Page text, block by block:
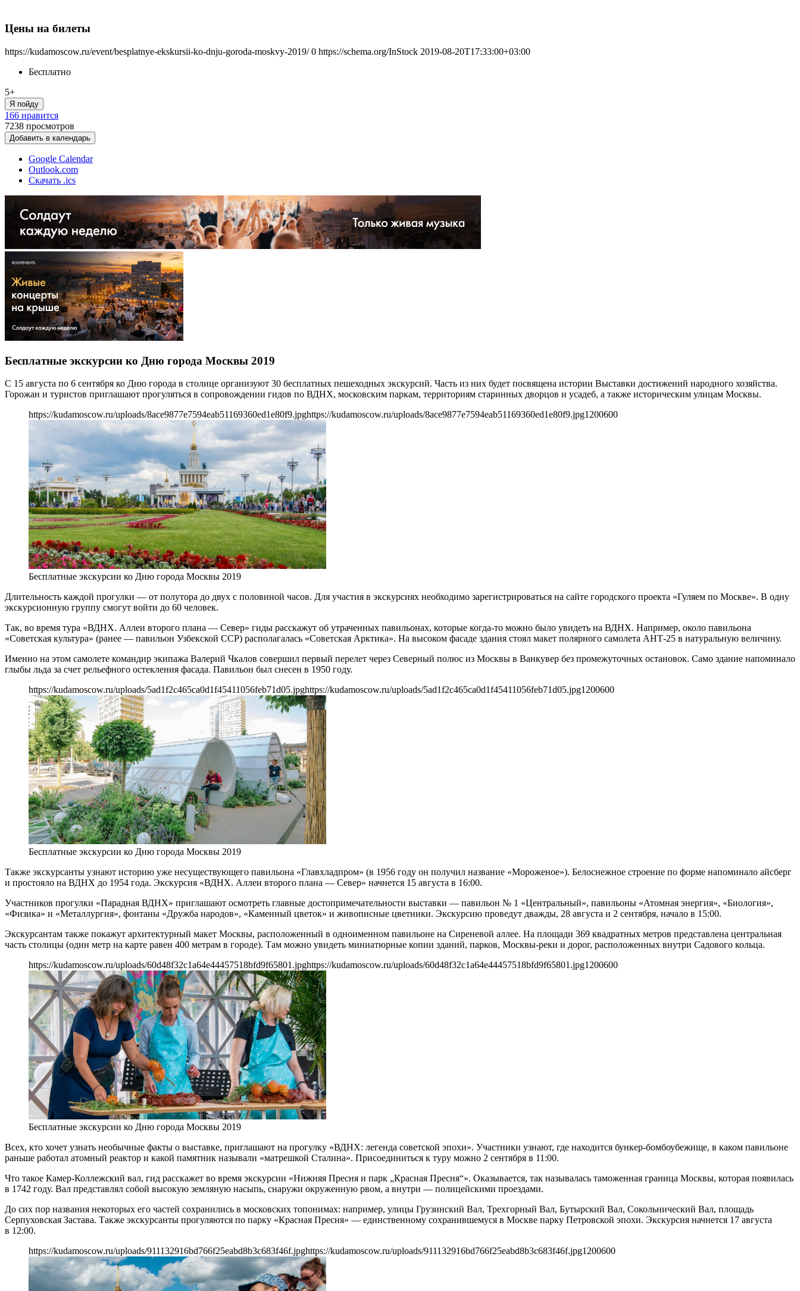
Цены на билеты
https://kudamoscow.ru/event/besplatnye-ekskursii-ko-dnju-goroda-moskvy-2019/ 0 https://schema.org/InStock 2019-08-20T17:33:00+03:00
Бесплатно
5+
Я пойду
166 нравится
7238 просмотров
Добавить в календарь
Google Calendar
Outlook.com
Скачать .ics
Бесплатные экскурсии ко Дню города Москвы 2019
С 15 августа по 6 сентября ко Дню города в столице организуют 30 бесплатных пешеходных экскурсий. Часть из них будет посвящена истории Выставки достижений народного хозяйства.
Горожан и туристов приглашают прогуляться в сопровождении гидов по ВДНХ, московским паркам, территориям старинных дворцов и усадеб, а также историческим улицам Москвы.
https://kudamoscow.ru/uploads/8ace9877e7594eab51169360ed1e80f9.jpghttps://kudamoscow.ru/uploads/8ace9877e7594eab51169360ed1e80f9.jpg1200600
Бесплатные экскурсии ко Дню города Москвы 2019
Длительность каждой прогулки — от полутора до двух с половиной часов. Для участия в экскурсиях необходимо зарегистрироваться на сайте городского проекта «Гуляем по Москве». В одну
экскурсионную группу смогут войти до 60 человек.
Так, во время тура «ВДНХ. Аллеи второго плана — Север» гиды расскажут об утраченных павильонах, которые когда-то можно было увидеть на ВДНХ. Например, около павильона
«Советская культура» (ранее — павильон Узбекской ССР) располагалась «Советская Арктика». На высоком фасаде здания стоял макет полярного самолета АНТ-25 в натуральную величину.
Именно на этом самолете командир экипажа Валерий Чкалов совершил первый перелет через Северный полюс из Москвы в Ванкувер без промежуточных остановок. Само здание напоминало
глыбы льда за счет рельефного остекления фасада. Павильон был снесен в 1950 году.
https://kudamoscow.ru/uploads/5ad1f2c465ca0d1f45411056feb71d05.jpghttps://kudamoscow.ru/uploads/5ad1f2c465ca0d1f45411056feb71d05.jpg1200600
Бесплатные экскурсии ко Дню города Москвы 2019
Также экскурсанты узнают историю уже несуществующего павильона «Главхладпром» (в 1956 году он получил название «Мороженое»). Белоснежное строение по форме напоминало айсберг
и простояло на ВДНХ до 1954 года. Экскурсия «ВДНХ. Аллеи второго плана — Север» начнется 15 августа в 16:00.
Участников прогулки «Парадная ВДНХ» приглашают осмотреть главные достопримечательности выставки — павильон № 1 «Центральный», павильоны «Атомная энергия», «Биология»,
«Физика» и «Металлургия», фонтаны «Дружба народов», «Каменный цветок» и живописные цветники. Экскурсию проведут дважды, 28 августа и 2 сентября, начало в 15:00.
Экскурсантам также покажут архитектурный макет Москвы, расположенный в одноименном павильоне на Сиреневой аллее. На площади 369 квадратных метров представлена центральная
часть столицы (один метр на карте равен 400 метрам в городе). Там можно увидеть миниатюрные копии зданий, парков, Москвы-реки и дорог, расположенных внутри Садового кольца.
https://kudamoscow.ru/uploads/60d48f32c1a64e44457518bfd9f65801.jpghttps://kudamoscow.ru/uploads/60d48f32c1a64e44457518bfd9f65801.jpg1200600
Бесплатные экскурсии ко Дню города Москвы 2019
Всех, кто хочет узнать необычные факты о выставке, приглашают на прогулку «ВДНХ: легенда советской эпохи». Участники узнают, где находится бункер-бомбоубежище, в каком павильоне
раньше работал атомный реактор и какой памятник называли «матрешкой Сталина». Присоединиться к туру можно 2 сентября в 11:00.
Что такое Камер-Коллежский вал, гид расскажет во время экскурсии «Нижняя Пресня и парк „Красная Пресня“». Оказывается, так называлась таможенная граница Москвы, которая появилась
в 1742 году. Вал представлял собой высокую земляную насыпь, снаружи окруженную рвом, а внутри — полицейскими проездами.
До сих пор названия некоторых его частей сохранились в московских топонимах: например, улицы Грузинский Вал, Трехгорный Вал, Бутырский Вал, Сокольнический Вал, площадь
Серпуховская Застава. Также экскурсанты прогуляются по парку «Красная Пресня» — единственному сохранившемуся в Москве парку Петровской эпохи. Экскурсия начнется 17 августа
в 12:00.
https://kudamoscow.ru/uploads/911132916bd766f25eabd8b3c683f46f.jpghttps://kudamoscow.ru/uploads/911132916bd766f25eabd8b3c683f46f.jpg1200600